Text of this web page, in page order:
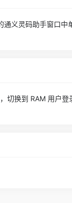
义灵码助手窗口中
切换到 RAM 用户